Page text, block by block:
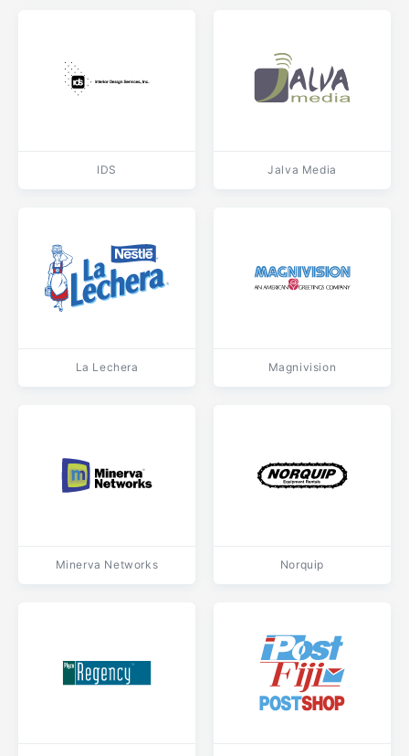
IDS Jalva Media
La Lechera Magnivision
Minerva Networks Norquip